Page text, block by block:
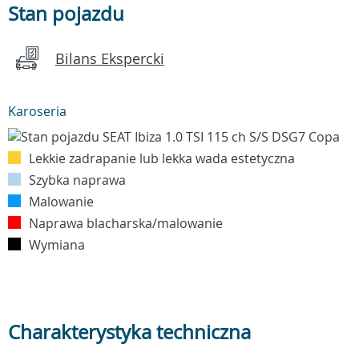
Stan pojazdu
Bilans Ekspercki
Karoseria
Lekkie zadrapanie lub lekka wada estetyczna
Szybka naprawa
Malowanie
Naprawa blacharska/malowanie
Wymiana
Charakterystyka techniczna